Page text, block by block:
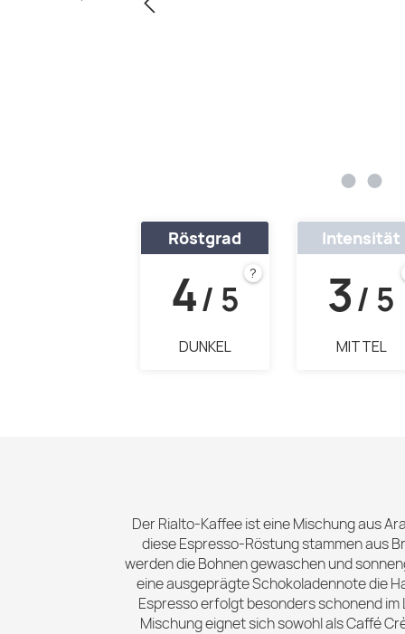
Röstgrad
?
4/ 5
DUNKEL
Intensität
3/ 5
MITTEL
Der Rialto-Kaffee ist eine Mischung aus
diese Espresso-Röstung stammen aus
werden die Bohnen gewaschen und
eine ausgeprägte Schokoladennote die
Espresso erfolgt besonders schonend
Mischung eignet sich sowohl als Caffé